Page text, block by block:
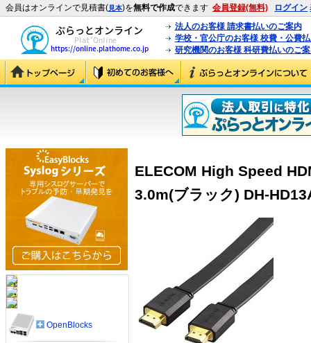
会員はオンラインで見積書(見本)を無料で作成できます 会員登録(無料) ログイン
法人のお客様 請求書払いのご案内
学校・官公庁のお客様 校費・公費
研究機関のお客様 科研費払いのご
ELECOM High Speed
3.0m(ブラック) DH-
OpenBlocks